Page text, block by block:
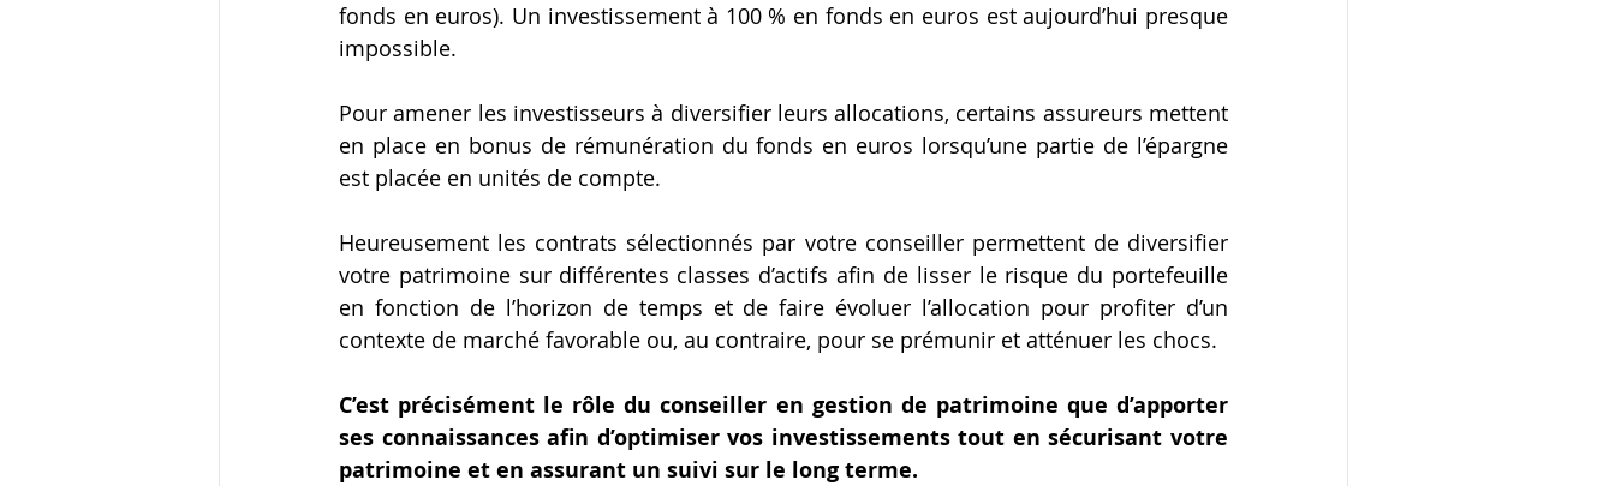
fonds en euros). Un investissement à 100 % en fonds en euros est aujourd’hui presque
impossible.
Pour amener les investisseurs à diversifier leurs allocations, certains assureurs mettent
en place en bonus de rémunération du fonds en euros lorsqu’une partie de l’épargne
est placée en unités de compte.
Heureusement les contrats sélectionnés par votre conseiller permettent de diversifier
votre patrimoine sur différentes classes d’actifs afin de lisser le risque du portefeuille
en fonction de l’horizon de temps et de faire évoluer l’allocation pour profiter d’un
contexte de marché favorable ou, au contraire, pour se prémunir et atténuer les chocs.
C’est précisément le rôle du conseiller en gestion de patrimoine que d’apporter
ses connaissances afin d’optimiser vos investissements tout en sécurisant votre
patrimoine et en assurant un suivi sur le long terme.